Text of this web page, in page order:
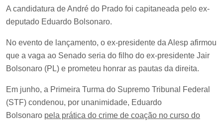
A candidatura de André do Prado foi capitaneada pelo ex-
deputado Eduardo Bolsonaro.
No evento de lançamento, o ex-presidente da Alesp afirmou
que a vaga ao Senado seria do filho do ex-presidente Jair
Bolsonaro (PL) e prometeu honrar as pautas da direita.
Em junho, a Primeira Turma do Supremo Tribunal Federal
(STF) condenou, por unanimidade, Eduardo
Bolsonaro pela prática do crime de coação no curso do